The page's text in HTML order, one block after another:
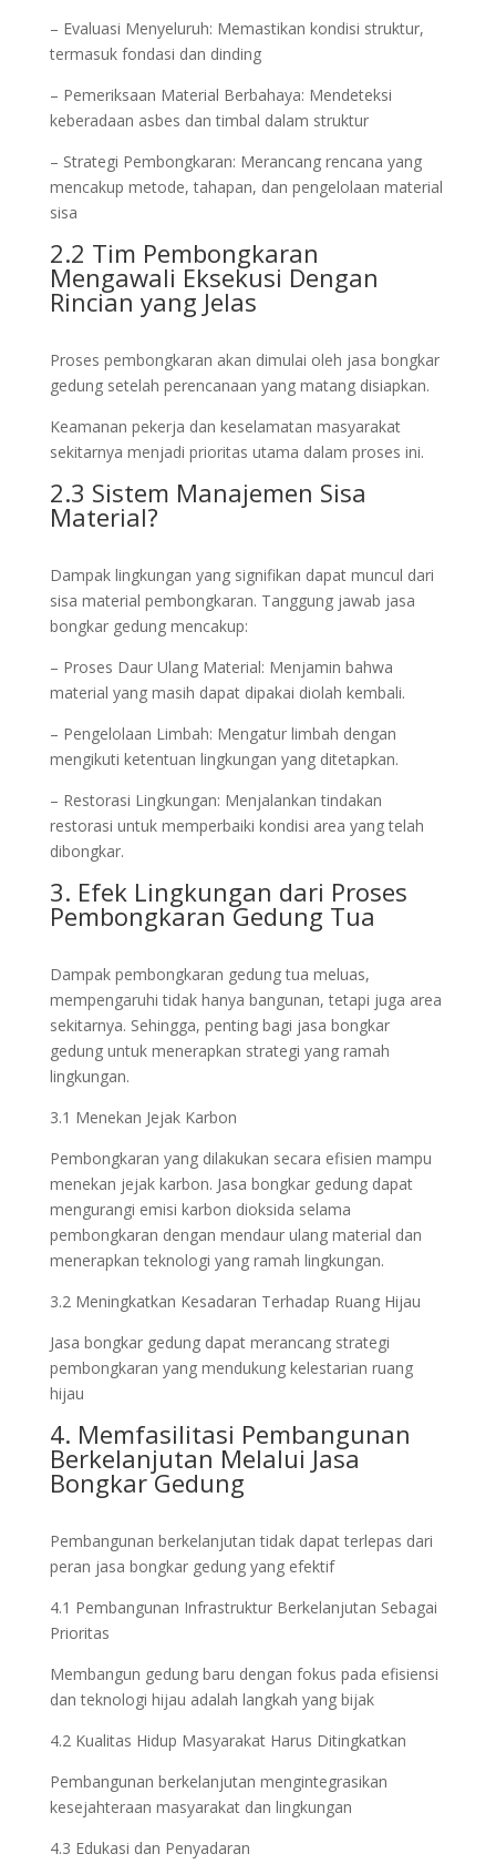
– Evaluasi Menyeluruh: Memastikan kondisi struktur,
termasuk fondasi dan dinding
– Pemeriksaan Material Berbahaya: Mendeteksi
keberadaan asbes dan timbal dalam struktur
– Strategi Pembongkaran: Merancang rencana yang
mencakup metode, tahapan, dan pengelolaan material
sisa
2.2 Tim Pembongkaran
Mengawali Eksekusi Dengan
Rincian yang Jelas
Proses pembongkaran akan dimulai oleh jasa bongkar
gedung setelah perencanaan yang matang disiapkan.
Keamanan pekerja dan keselamatan masyarakat
sekitarnya menjadi prioritas utama dalam proses ini.
2.3 Sistem Manajemen Sisa
Material?
Dampak lingkungan yang signifikan dapat muncul dari
sisa material pembongkaran. Tanggung jawab jasa
bongkar gedung mencakup:
– Proses Daur Ulang Material: Menjamin bahwa
material yang masih dapat dipakai diolah kembali.
– Pengelolaan Limbah: Mengatur limbah dengan
mengikuti ketentuan lingkungan yang ditetapkan.
– Restorasi Lingkungan: Menjalankan tindakan
restorasi untuk memperbaiki kondisi area yang telah
dibongkar.
3. Efek Lingkungan dari Proses
Pembongkaran Gedung Tua
Dampak pembongkaran gedung tua meluas,
mempengaruhi tidak hanya bangunan, tetapi juga area
sekitarnya. Sehingga, penting bagi jasa bongkar
gedung untuk menerapkan strategi yang ramah
lingkungan.
3.1 Menekan Jejak Karbon
Pembongkaran yang dilakukan secara efisien mampu
menekan jejak karbon. Jasa bongkar gedung dapat
mengurangi emisi karbon dioksida selama
pembongkaran dengan mendaur ulang material dan
menerapkan teknologi yang ramah lingkungan.
3.2 Meningkatkan Kesadaran Terhadap Ruang Hijau
Jasa bongkar gedung dapat merancang strategi
pembongkaran yang mendukung kelestarian ruang
hijau
4. Memfasilitasi Pembangunan
Berkelanjutan Melalui Jasa
Bongkar Gedung
Pembangunan berkelanjutan tidak dapat terlepas dari
peran jasa bongkar gedung yang efektif
4.1 Pembangunan Infrastruktur Berkelanjutan Sebagai
Prioritas
Membangun gedung baru dengan fokus pada efisiensi
dan teknologi hijau adalah langkah yang bijak
4.2 Kualitas Hidup Masyarakat Harus Ditingkatkan
Pembangunan berkelanjutan mengintegrasikan
kesejahteraan masyarakat dan lingkungan
4.3 Edukasi dan Penyadaran